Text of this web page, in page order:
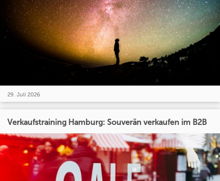
29. Juli 2026
Verkaufstraining Hamburg: Souverän verkaufen im B2B